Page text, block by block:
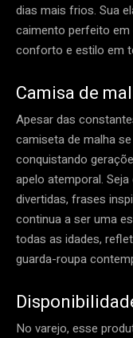
dias mais frios. Sua
caimento perfeito
conforto e estilo em
Camisa de
Apesar das
camiseta de malha
conquistando
apelo atemporal.
divertidas, frases
continua a ser uma
todas as idades,
guarda-roupa
No varejo, esse